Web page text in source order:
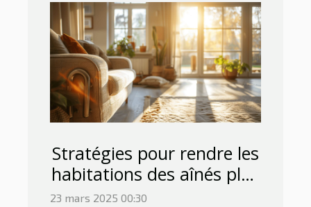
Stratégies pour rendre les
habitations des aînés plus
sûres et accessibles
23 mars 2025 00:30